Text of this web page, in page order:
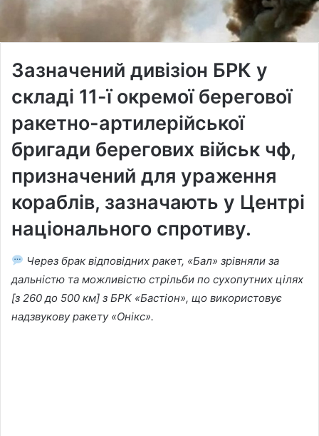
Зазначений дивізіон БРК у
складі 11-ї окремої берегової
ракетно-артилерійської
бригади берегових військ чф,
призначений для ураження
кораблів, зазначають у Центрі
національного спротиву.
Через брак відповідних ракет, «Бал» зрівняли за
дальністю та можливістю стрільби по сухопутних цілях
[з 260 до 500 км] з БРК «Бастіон», що використовує
надзвукову ракету «Онікс».